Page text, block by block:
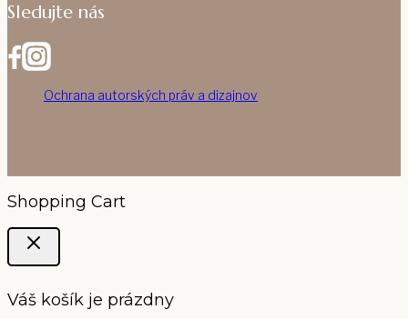
Sledujte nás
Ochrana autorských práv a dizajnov
Shopping Cart
Váš košík je prázdny